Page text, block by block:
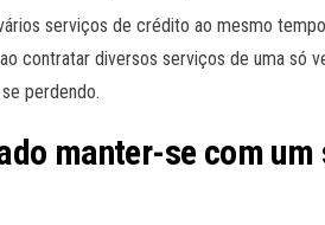
serviços de crédito ao mesmo
contratar diversos serviços de uma só
perdendo.
manter-se com um